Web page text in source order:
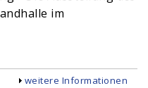
im
Anzeigen
weitere Informationen